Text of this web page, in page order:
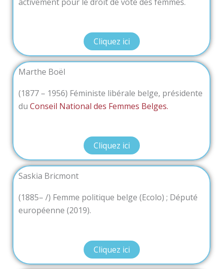
Cliquez ici
Marthe Boël
(1877 – 1956) Féministe libérale belge, présidente
du Conseil National des Femmes Belges.
Cliquez ici
Saskia Bricmont
(1885– /) Femme politique belge (Ecolo) ; Député
européenne (2019).
Cliquez ici